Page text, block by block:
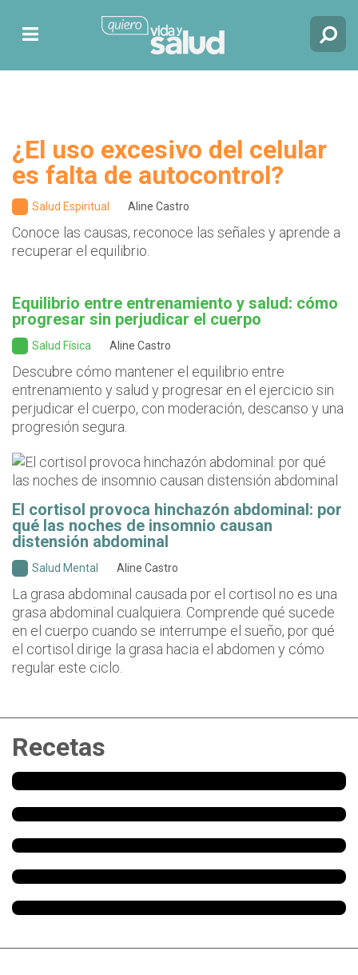
¿El uso excesivo del celular
es falta de autocontrol?
Salud Espiritual Aline Castro
Conoce las causas, reconoce las señales y aprende a
recuperar el equilibrio.
Equilibrio entre entrenamiento y salud: cómo
progresar sin perjudicar el cuerpo
Salud Física Aline Castro
Descubre cómo mantener el equilibrio entre
entrenamiento y salud y progresar en el ejercicio sin
perjudicar el cuerpo, con moderación, descanso y una
progresión segura.
El cortisol provoca hinchazón abdominal: por
qué las noches de insomnio causan
distensión abdominal
Salud Mental Aline Castro
La grasa abdominal causada por el cortisol no es una
grasa abdominal cualquiera. Comprende qué sucede
en el cuerpo cuando se interrumpe el sueño, por qué
el cortisol dirige la grasa hacia el abdomen y cómo
regular este ciclo.
Recetas